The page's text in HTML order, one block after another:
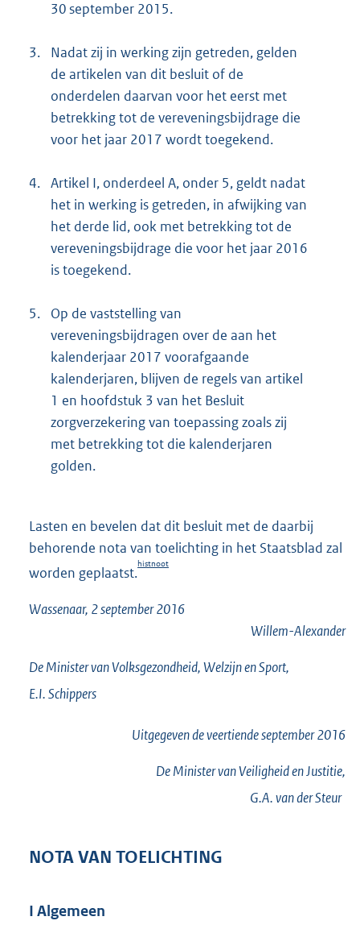
30 september 2015.
3.
Nadat zij in werking zijn getreden, gelden
de artikelen van dit besluit of de
onderdelen daarvan voor het eerst met
betrekking tot de vereveningsbijdrage die
voor het jaar 2017 wordt toegekend.
4. Artikel I, onderdeel A, onder 5, geldt nadat
het in werking is getreden, in afwijking van
het derde lid, ook met betrekking tot de
vereveningsbijdrage die voor het jaar 2016
is toegekend.
5.
Op de vaststelling van
vereveningsbijdragen over de aan het
kalenderjaar 2017 voorafgaande
kalenderjaren, blijven de regels van artikel
1 en hoofdstuk 3 van het Besluit
zorgverzekering van toepassing zoals zij
met betrekking tot die kalenderjaren
golden.
Lasten en bevelen dat dit besluit met de daarbij
behorende nota van toelichting in het Staatsblad zal
worden geplaatst.
histnoot
Wassenaar, 2 september 2016
Willem-Alexander
De Minister van Volksgezondheid, Welzijn en Sport,
E.I.Schippers
Uitgegeven deveertiendeseptember 2016
De Minister van Veiligheid en Justitie,
G.A. van derSteur
NOTA VAN TOELICHTING
I Algemeen